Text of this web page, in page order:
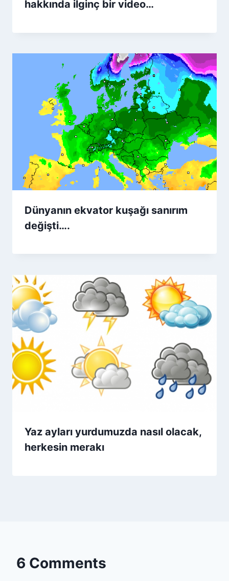
hakkında ilginç bir video…
Dünyanın ekvator kuşağı sanırım
değişti….
Yaz ayları yurdumuzda nasıl olacak,
herkesin merakı
6 Comments